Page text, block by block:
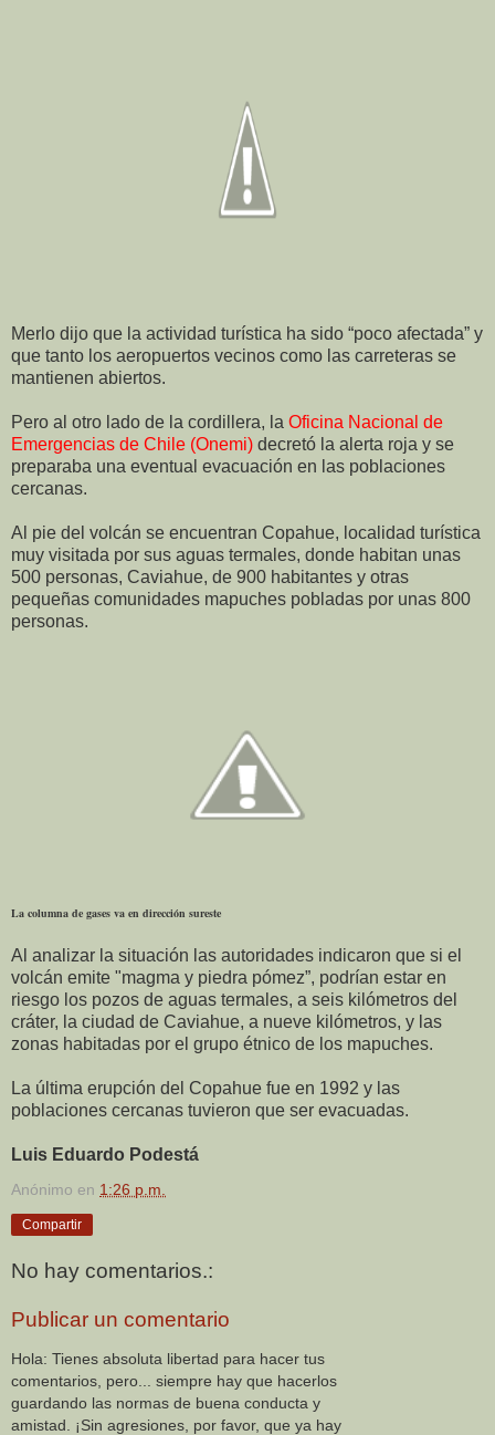
Merlo dijo que la actividad turística ha sido “poco afectada” y
que tanto los aeropuertos vecinos como las carreteras se
mantienen abiertos.
Pero al otro lado de la cordillera, la Oficina Nacional de
Emergencias de Chile (Onemi) decretó la alerta roja y se
preparaba una eventual evacuación en las poblaciones
cercanas.
Al pie del volcán se encuentran Copahue, localidad turística
muy visitada por sus aguas termales, donde habitan unas
500 personas, Caviahue, de 900 habitantes y otras
pequeñas comunidades mapuches pobladas por unas 800
personas.
La columna de gases va en dirección sureste
Al analizar la situación las autoridades indicaron que si el
volcán emite "magma y piedra pómez”, podrían estar en
riesgo los pozos de aguas termales, a seis kilómetros del
cráter, la ciudad de Caviahue, a nueve kilómetros, y las
zonas habitadas por el grupo étnico de los mapuches.
La última erupción del Copahue fue en 1992 y las
poblaciones cercanas tuvieron que ser evacuadas.
Luis Eduardo Podestá
Anónimo en 1:26 p.m.
Compartir
No hay comentarios.:
Publicar un comentario
Hola: Tienes absoluta libertad para hacer tus
comentarios, pero... siempre hay que hacerlos
guardando las normas de buena conducta y
amistad. ¡Sin agresiones, por favor, que ya hay